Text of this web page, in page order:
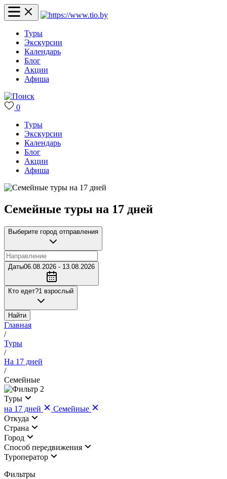
Туры
Экскурсии
Календарь
Блог
Акции
Афиша
0
Туры
Экскурсии
Календарь
Блог
Акции
Афиша
Семейные туры на 17 дней
Выберите город отправления
Даты06.08.2026 - 13.08.2026
Кто едет?1 взрослый
Найти
Главная
/
Туры
/
На 17 дней
/
Семейные
2
Туры
на 17 дней
Семейные
Откуда
Страна
Город
Cпособ передвижения
Туроператор
Фильтры